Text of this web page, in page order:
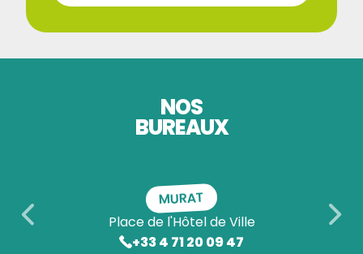
NOS
BUREAUX
MURAT
Place de l'Hôtel de Ville
+33 4 71 20 09 47